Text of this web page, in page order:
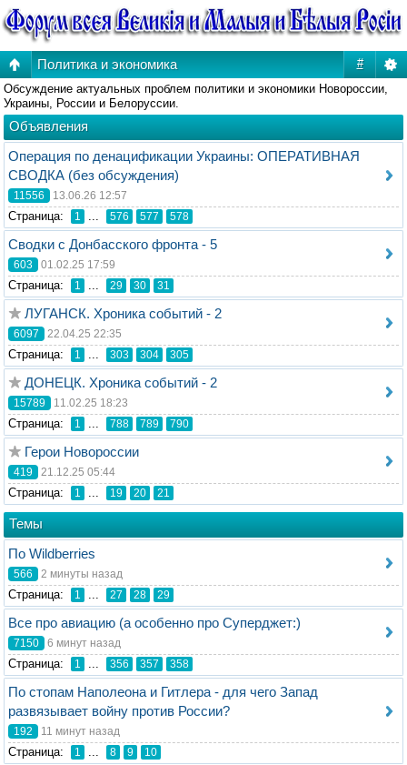
#
Политика и экономика
Обсуждение актуальных проблем политики и экономики Новороссии,
Украины, России и Белоруссии.
Объявления
Операция по денацификации Украины: ОПЕРАТИВНАЯ
СВОДКА (без обсуждения)
11556 13.06.26 12:57
Стрaница: 1 576 577 578
Сводки с Донбасского фронта - 5
603 01.02.25 17:59
Стрaница: 1 29 30 31
ЛУГАНСК. Хроника событий - 2
6097 22.04.25 22:35
Стрaница: 1 303 304 305
ДОНЕЦК. Хроника событий - 2
15789 11.02.25 18:23
Стрaница: 1 788 789 790
Герои Новороссии
419 21.12.25 05:44
Стрaница: 1 19 20 21
Темы
По Wildberries
566 2 минуты назад
Стрaница: 1 27 28 29
Все про авиацию (а особенно про Суперджет:)
7150 6 минут назад
Стрaница: 1 356 357 358
По стопам Наполеона и Гитлера - для чего Запад
развязывает войну против России?
192 11 минут назад
Стрaница: 1 8 9 10